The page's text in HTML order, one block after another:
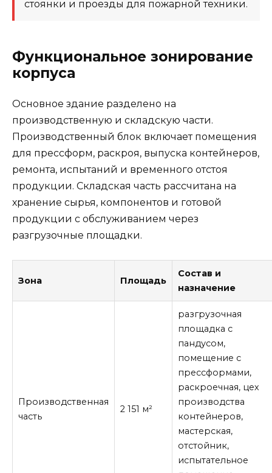
стоянки и проезды для пожарной техники.
Функциональное зонирование
корпуса
Основное здание разделено на
производственную и складскую части.
Производственный блок включает помещения
для прессформ, раскроя, выпуска контейнеров,
ремонта, испытаний и временного отстоя
продукции. Складская часть рассчитана на
хранение сырья, компонентов и готовой
продукции с обслуживанием через
разгрузочные площадки.
Зона Площадь
Состав и
назначение
Производственная
часть
2 151 м²
разгрузочная
площадка с
пандусом,
помещение с
прессформами,
раскроечная, цех
производства
контейнеров,
мастерская,
отстойник,
испытательное